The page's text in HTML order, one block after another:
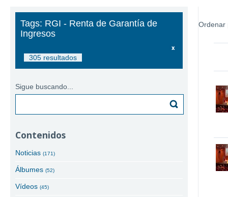
Tags: RGI - Renta de Garantía de
Ingresos
305 resultados
Sigue buscando...
Contenidos
Noticias(171)
Álbumes(52)
Vídeos(45)
Ordenar